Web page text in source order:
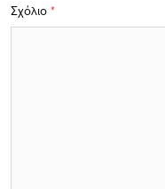
Σχόλιο *